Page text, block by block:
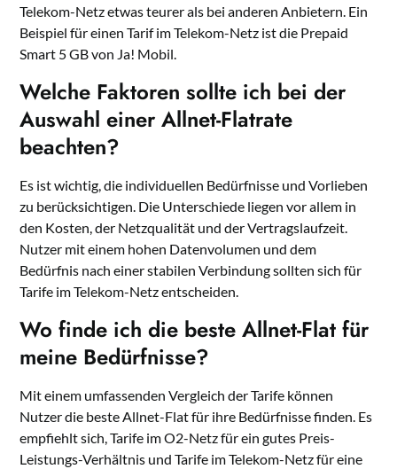
Telekom-Netz etwas teurer als bei anderen Anbietern. Ein
Beispiel für einen Tarif im Telekom-Netz ist die Prepaid
Smart 5 GB von Ja! Mobil.
Welche Faktoren sollte ich bei der
Auswahl einer Allnet-Flatrate
beachten?
Es ist wichtig, die individuellen Bedürfnisse und Vorlieben
zu berücksichtigen. Die Unterschiede liegen vor allem in
den Kosten, der Netzqualität und der Vertragslaufzeit.
Nutzer mit einem hohen Datenvolumen und dem
Bedürfnis nach einer stabilen Verbindung sollten sich für
Tarife im Telekom-Netz entscheiden.
Wo finde ich die beste Allnet-Flat für
meine Bedürfnisse?
Mit einem umfassenden Vergleich der Tarife können
Nutzer die beste Allnet-Flat für ihre Bedürfnisse finden. Es
empfiehlt sich, Tarife im O2-Netz für ein gutes Preis-
Leistungs-Verhältnis und Tarife im Telekom-Netz für eine